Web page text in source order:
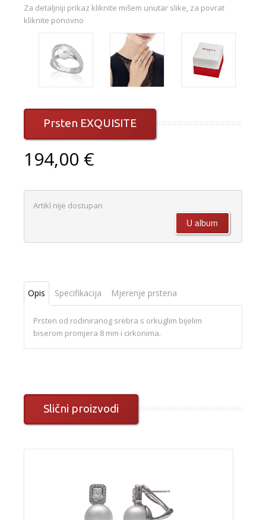
Za detaljniji prikaz kliknite mišem unutar slike, za povrat
kliknite ponovno
Prsten EXQUISITE
194,00 €
Artikl nije dostupan
Opis Specifikacija Mjerenje prstena
Prsten od rodiniranog srebra s orkuglim bijelim
biserom promjera 8 mm i cirkonima.
Slični proizvodi